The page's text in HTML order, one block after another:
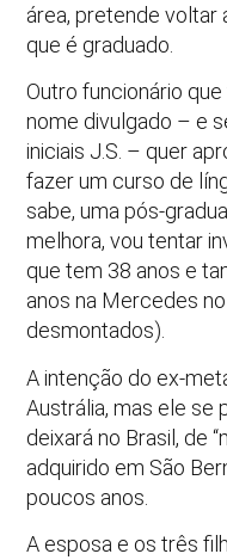
área, pretende voltar
que é graduado.
Outro funcionário
nome divulgado – e
iniciais J.S. – quer
fazer um curso de
sabe, uma pós-
melhora, vou tentar
que tem 38 anos e
anos na Mercedes
desmontados).
A intenção do ex-
Austrália, mas ele se
deixará no Brasil, de
adquirido em São
poucos anos.
A esposa e os três